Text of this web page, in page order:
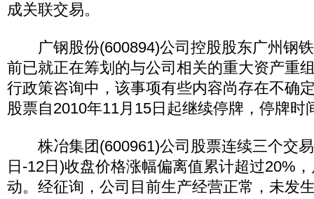
成关联交易。
广钢股份(600894)公司控股股东广州钢铁
前已就正在筹划的与公司相关的重大资产重
行政策咨询中，该事项有些内容尚存在不确
股票自2010年11月15日起继续停牌，停牌时
株冶集团(600961)公司股票连续三个交易
日-12日)收盘价格涨幅偏离值累计超过20%
动。经征询，公司目前生产经营正常，未发